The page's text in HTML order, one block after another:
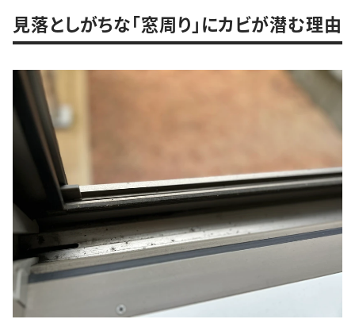
見落としがちな「窓周り」にカビが潜む理由